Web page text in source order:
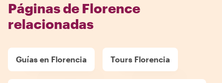
Páginas de Florence
relacionadas
Guías en Florencia Tours Florencia